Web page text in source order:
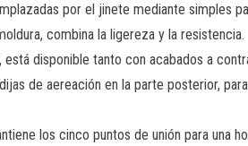
por el jinete mediante simples
combina la ligereza y la resistencia.
disponible tanto con acabados a
de aereación en la parte posterior,
los cinco puntos de unión para una